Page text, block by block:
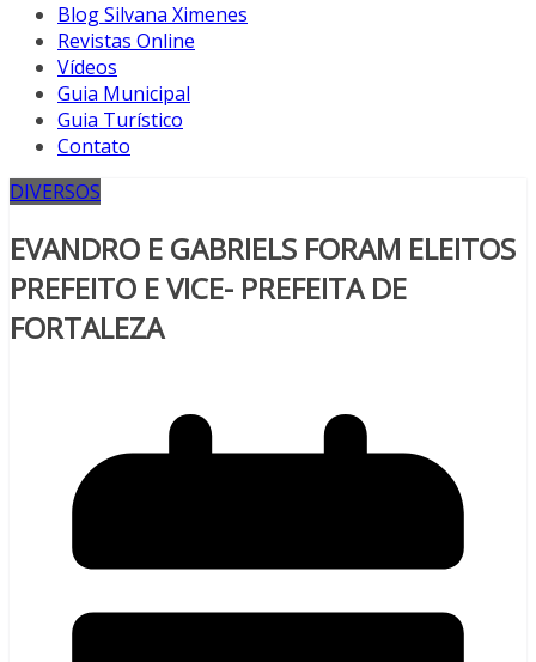
Blog Silvana Ximenes
Revistas Online
Vídeos
Guia Municipal
Guia Turístico
Contato
DIVERSOS
EVANDRO E GABRIELS FORAM ELEITOS
PREFEITO E VICE- PREFEITA DE
FORTALEZA